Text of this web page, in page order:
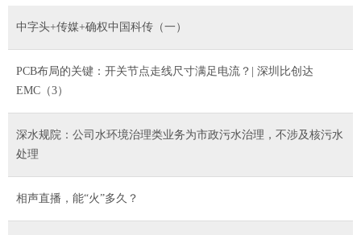
中字头+传媒+确权中国科传（一）
PCB布局的关键：开关节点走线尺寸满足电流？| 深圳比创达
EMC（3）
深水规院：公司水环境治理类业务为市政污水治理，不涉及核污水
处理
相声直播，能“火”多久？